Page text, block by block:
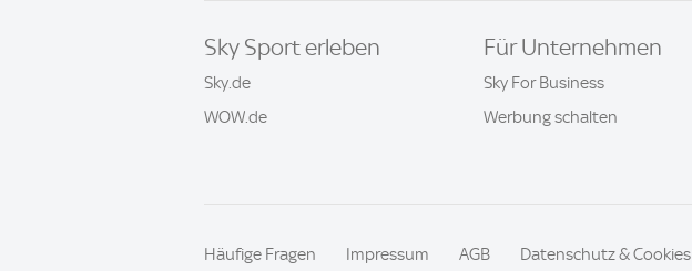
Sky Sport erleben
Sky.de
WOW.de
Für Unternehmen
Sky For Business
Werbung schalten
Häufige Fragen Impressum AGB Datenschutz & Cookies